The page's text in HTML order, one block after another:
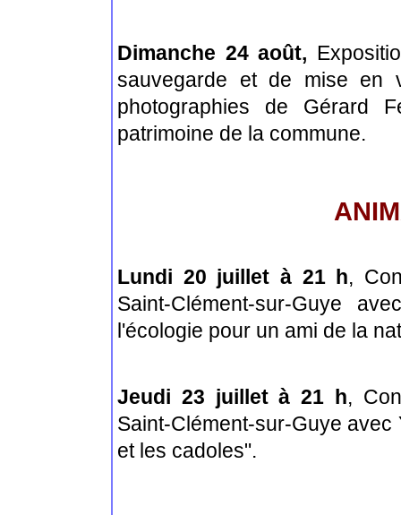
Dimanche 24 août,
sauvegarde et de mise en
photographies de Gérard
patrimoine de la commune.
Lundi 20 juillet à 21 h,
Saint-Clément-sur-Guye
l'écologie pour un ami de la
Jeudi 23 juillet à 21 h,
Saint-Clément-sur-Guye
et les cadoles".